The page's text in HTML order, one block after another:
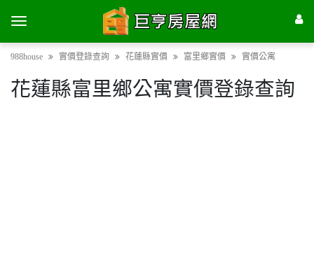
988house 實價登錄查詢 花蓮縣實價 富里鄉實價 實價公寓
花蓮縣富里鄉公寓實價登錄查詢